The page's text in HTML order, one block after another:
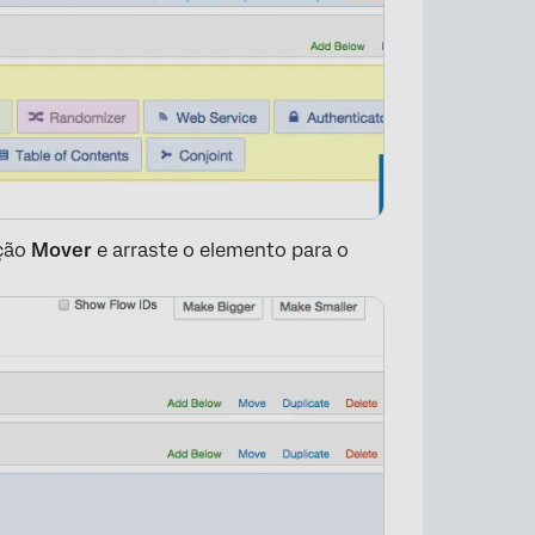
Movere arraste o elemento para o